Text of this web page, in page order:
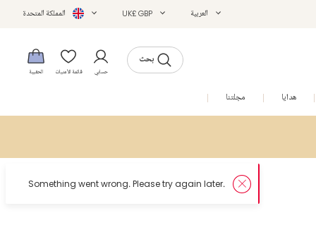
العربية UK£ GBP المملكة المتحدة
بحث
حسابي قائمة الأمنيات الحقيبة
هدايا مجلتنا